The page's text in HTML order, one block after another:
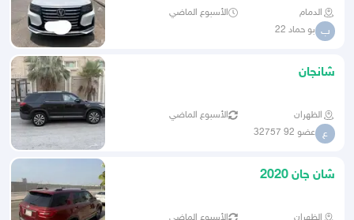
الدمام الأسبوع الماضي
ب بو حماد 22
شانجان
الظهران الأسبوع الماضي
ع عضو 92 32757
شان جان 2020
الظهران الأسبوع الماضي